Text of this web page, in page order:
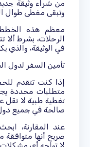
من شراء وثيقة
وتبقى مغطى طوال
معظم هذه
الرحلات، بشرط ألا
في الوثيقة، والذي يكون
تأمين السفر لدول
إذا كنت تتقدم
متطلبات محددة
صالحة في جميع
عند المقارنة،
صريح أنها